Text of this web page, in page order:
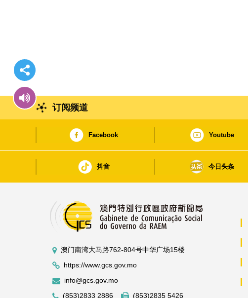
订阅频道
Facebook Youtube
抖音 今日头条
澳门南湾大马路762-804号中华广场15楼
https://www.gcs.gov.mo
info@gcs.gov.mo
(853)2833 2886
(853)2835 5426